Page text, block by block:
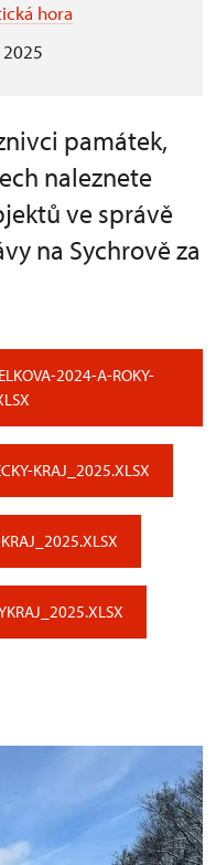
hora
2025
památek,
naleznete
ve správě
na Sychrově za
2024-A-ROKY-
KRAJ_2025.XLSX
KRAJ_2025.XLSX